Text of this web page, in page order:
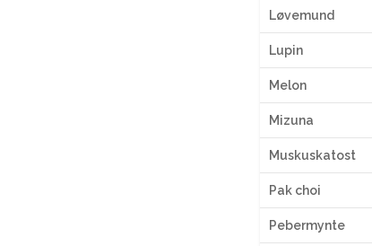
Løvemund
Lupin
Melon
Mizuna
Muskuskatost
Pak choi
Pebermynte